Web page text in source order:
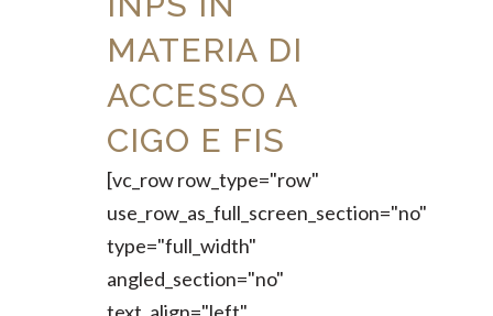
MATERIA DI
ACCESSO A
CIGO E FIS
[vc_row row_type="row"
use_row_as_full_screen_section="no"
type="full_width"
angled_section="no"